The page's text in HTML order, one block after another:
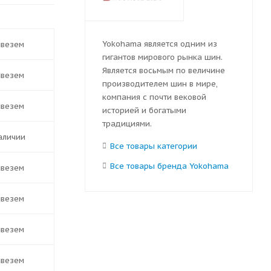
Yokohama является одним из
гигантов мирового рынка шин.
Является восьмым по величине
производителем шин в мире,
компания с почти вековой
историей и богатыми
традициями.
Все товары категории
Все товары бренда Yokohama